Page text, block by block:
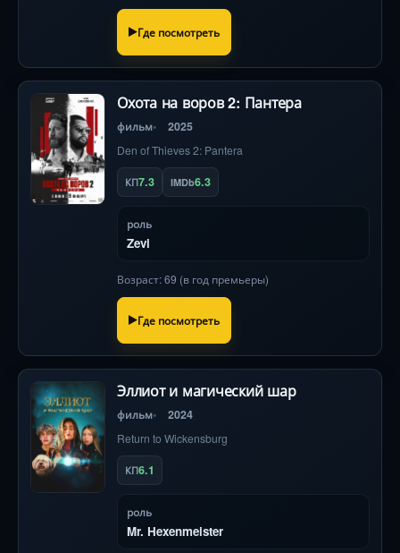
Где посмотреть
Охота на воров 2: Пантера
фильм 2025
Den of Thieves 2: Pantera
КП7.3 IMDb6.3
роль
Zevi
Возраст: 69 (в год премьеры)
Где посмотреть
Эллиот и магический шар
фильм 2024
Return to Wickensburg
КП6.1
роль
Mr. Hexenmeister